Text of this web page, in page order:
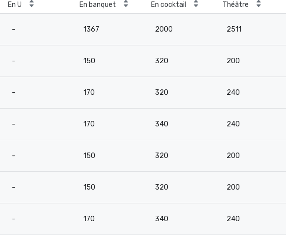
En U En banquet En cocktail Théâtre
- 1367 2000 2511
- 150 320 200
- 170 320 240
- 170 340 240
- 150 320 200
- 150 320 200
- 170 340 240